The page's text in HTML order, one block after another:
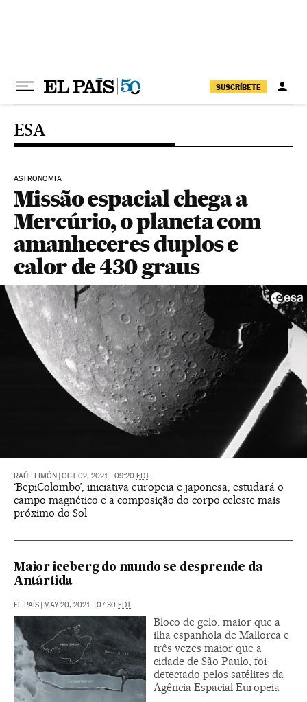
SUSCRÍBETE
ESA
ASTRONOMIA
Missão espacial chega a
Mercúrio, o planeta com
amanheceres duplos e
calor de 430 graus
RAÚL LIMÓN OCT 02, 2021 - 09:20 EDT
‘BepiColombo’, iniciativa europeia e japonesa, estudará o
campo magnético e a composição do corpo celeste mais
próximo do Sol
Maior iceberg do mundo se desprende da
Antártida
EL PAÍS MAY 20, 2021 - 07:30 EDT
Bloco de gelo, maior que a
ilha espanhola de Mallorca e
três vezes maior que a
cidade de São Paulo, foi
detectado pelos satélites da
Agência Espacial Europeia